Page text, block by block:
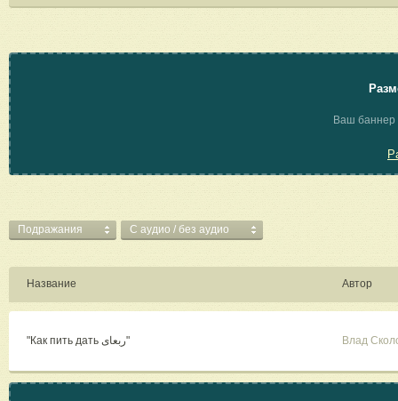
Ваш баннер
Подражания C аудио / без аудио
Название Автор
"Как пить дать ربعای" Влад